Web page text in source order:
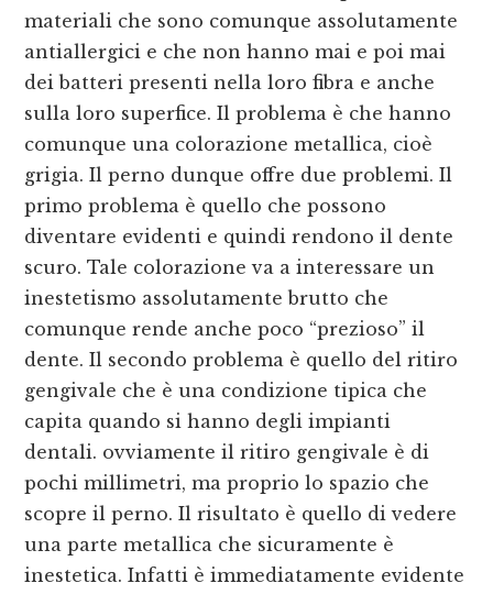
materiali che sono comunque assolutamente
antiallergici e che non hanno mai e poi mai
dei batteri presenti nella loro fibra e anche
sulla loro superfice. Il problema è che hanno
comunque una colorazione metallica, cioè
grigia. Il perno dunque offre due problemi. Il
primo problema è quello che possono
diventare evidenti e quindi rendono il dente
scuro. Tale colorazione va a interessare un
inestetismo assolutamente brutto che
comunque rende anche poco “prezioso” il
dente. Il secondo problema è quello del ritiro
gengivale che è una condizione tipica che
capita quando si hanno degli impianti
dentali. ovviamente il ritiro gengivale è di
pochi millimetri, ma proprio lo spazio che
scopre il perno. Il risultato è quello di vedere
una parte metallica che sicuramente è
inestetica. Infatti è immediatamente evidente